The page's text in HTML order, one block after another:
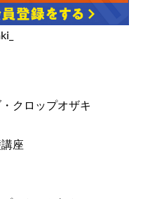
クロップオザキ
座